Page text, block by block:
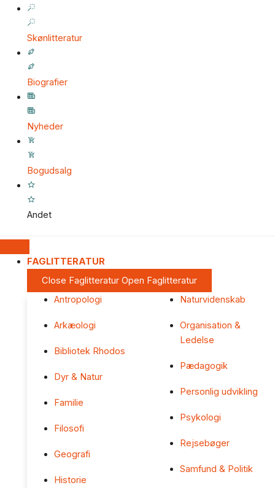
Skønlitteratur
Biografier
Nyheder
Bogudsalg
Andet
FAGLITTERATUR
Close Faglitteratur Open Faglitteratur
Antropologi
Arkæologi
Bibliotek Rhodos
Dyr & Natur
Familie
Filosofi
Geografi
Historie
Naturvidenskab
Organisation &
Ledelse
Pædagogik
Personlig udvikling
Psykologi
Rejsebøger
Samfund & Politik